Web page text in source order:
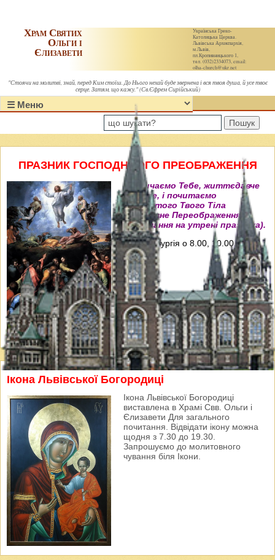
Українська Греко-
Католицька Церква.
Львівська Архиєпархія,
м.Львів,
пл.Кропивницького 1,
тел. (032)2334073, email:
olha-church@ukr.net
Храм Святих
Ольги і
Єлизавети
"Стоячи на молитві, знай, перед Ким стоїш. До Нього нехай буде звернена і вся твоя душа, й усе твоє
серце. Затям, що кажу." (Св.Єфрем Сирійський)
Пошук
ПРАЗНИК ГОСПОДНЬОГО ПРЕОБРАЖЕННЯ
"Величаємо Тебе, життєдавче
Христе, і почитаємо
пречистого Твого Тіла
преславне Переображення"
(Величання на утрені празника).
Свята Літургія о 8.00, 10.00, 12.00 і
18.00
Ікона Львівської Богородиці
Ікона Львівської Богородиці
виставлена в Храмі Свв. Ольги і
Єлизавети Для загального
почитання. Відвідати ікону можна
щодня з 7.30 до 19.30.
Запрошуємо до молитовного
чування біля Ікони.